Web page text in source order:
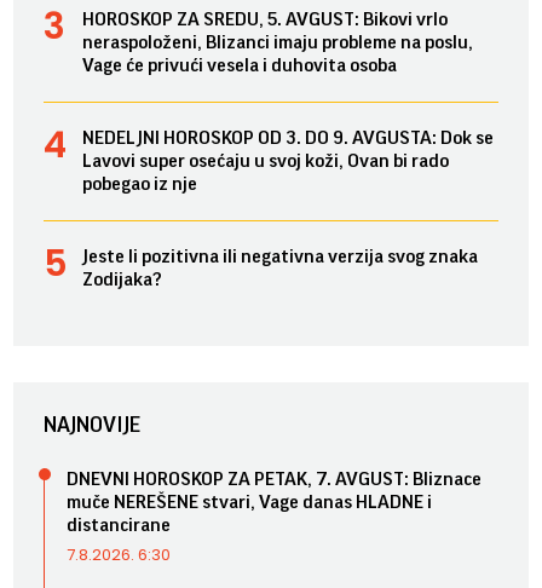
HOROSKOP ZA SREDU, 5. AVGUST: Bikovi vrlo
neraspoloženi, Blizanci imaju probleme na poslu,
Vage će privući vesela i duhovita osoba
NEDELJNI HOROSKOP OD 3. DO 9. AVGUSTA: Dok se
Lavovi super osećaju u svoj koži, Ovan bi rado
pobegao iz nje
Jeste li pozitivna ili negativna verzija svog znaka
Zodijaka?
NAJNOVIJE
DNEVNI HOROSKOP ZA PETAK, 7. AVGUST: Bliznace
muče NEREŠENE stvari, Vage danas HLADNE i
distancirane
7.8.2026. 6:30